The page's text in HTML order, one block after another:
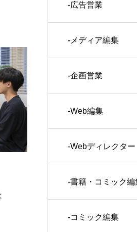
-広告営業
-メディア編集
-企画営業
-Web編集
-Webディレクター
-書籍・コミック編
-コミック編集